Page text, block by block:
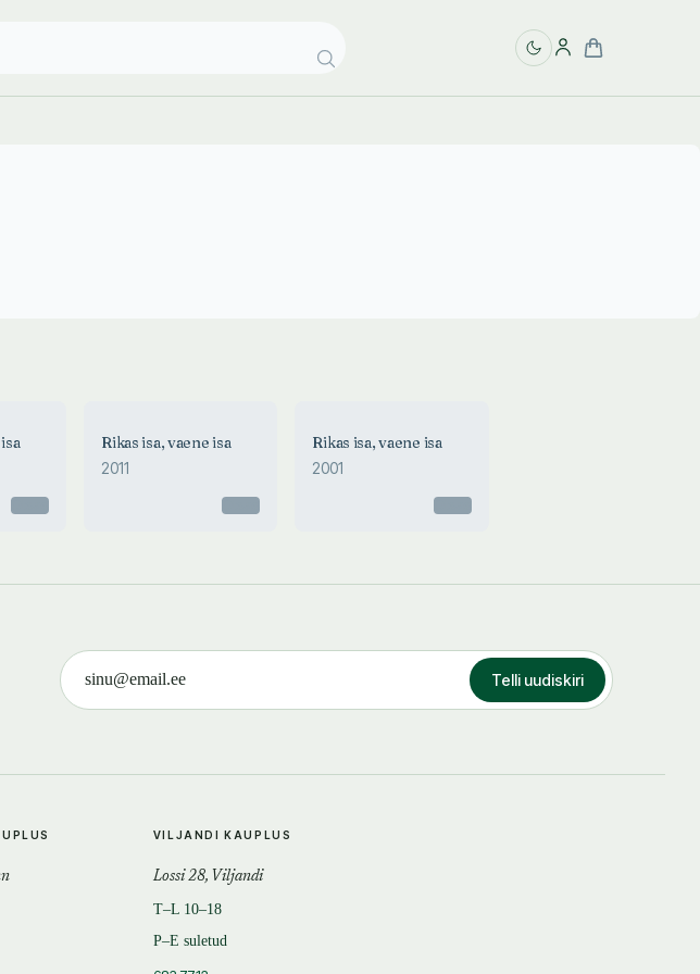
Rikas isa, vaene isa
2011
Rikas isa, vaene isa
2001
Telli uudiskiri
VILJANDI KAUPLUS
Lossi 28, Viljandi
T–L 10–18
P–E suletud